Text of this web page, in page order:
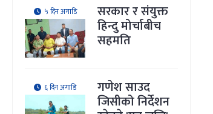
५ दिन अगाडि सरकार र संयुक्त
हिन्दु मोर्चाबीच
सहमति
६ दिन अगाडि गणेश साउद
जिसीको निर्देशन